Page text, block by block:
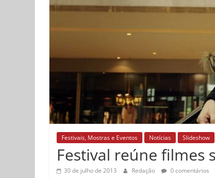
Festivais, Mostras e Eventos Notícias Slideshow
Festival reúne filmes
30 de julho de 2013 Redação 0 comentários